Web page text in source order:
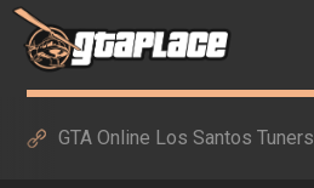
GTA Online Los Santos Tuners